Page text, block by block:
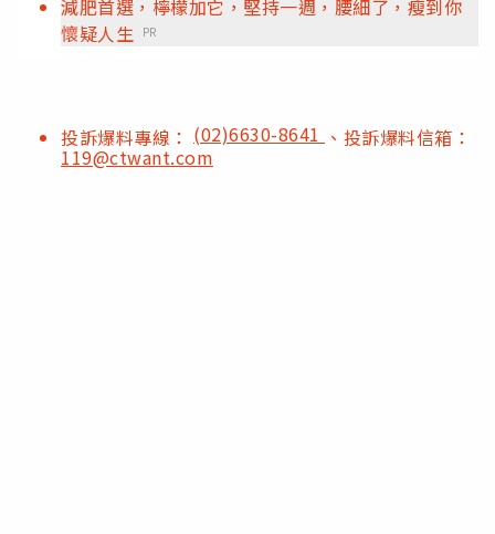
減肥首選，檸檬加它，堅持一週，腰細了，瘦到你
懷疑人生 PR
投訴爆料專線： (02)6630-8641 、投訴爆料信箱：
119@ctwant.com